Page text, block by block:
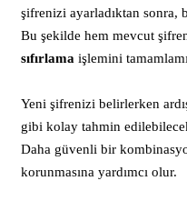
şifrenizi ayarladıktan sonra,
Bu şekilde hem mevcut
sıfırlama işlemini
Yeni şifrenizi belirlerken
gibi kolay tahmin
Daha güvenli bir
korunmasına yardımcı olur.